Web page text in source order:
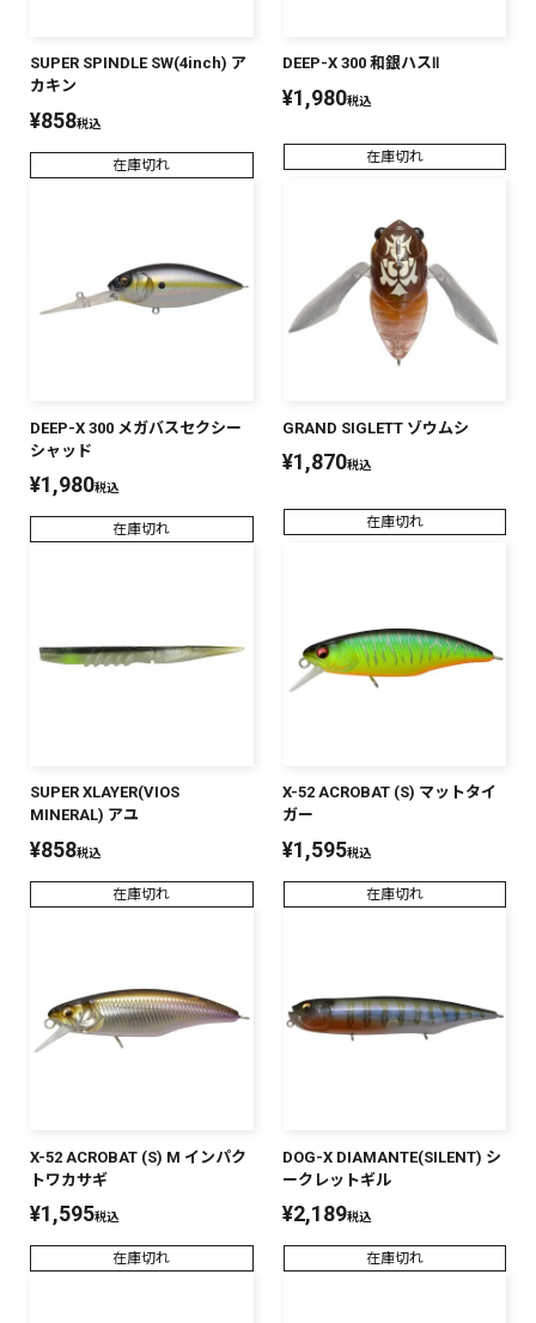
この内容で検索する
SUPER SPINDLE SW(4inch) ア
カキン
¥858税込
在庫切れ
DEEP-X 300 和銀ハスⅡ
¥1,980税込
在庫切れ
DEEP-X 300 メガバスセクシー
シャッド
¥1,980税込
在庫切れ
GRAND SIGLETT ゾウムシ
¥1,870税込
在庫切れ
SUPER XLAYER(VIOS
MINERAL) アユ
¥858税込
在庫切れ
X-52 ACROBAT (S) マットタイ
ガー
¥1,595税込
在庫切れ
X-52 ACROBAT (S) M インパク
トワカサギ
¥1,595税込
在庫切れ
DOG-X DIAMANTE(SILENT) シ
ークレットギル
¥2,189税込
在庫切れ